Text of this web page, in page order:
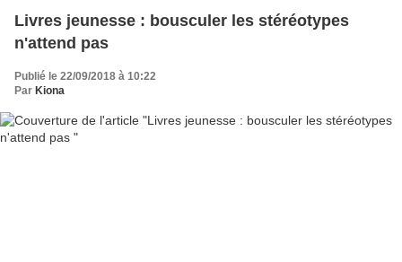
Livres jeunesse : bousculer les stéréotypes
n'attend pas
Publié le 22/09/2018 à 10:22
Par Kiona